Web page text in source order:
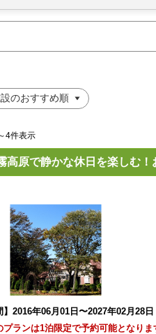
4件表示
高原で静かな休日を楽しむ！
】2016年06月01日〜2027年02月28日
ランは1泊限定で予約可能となりま